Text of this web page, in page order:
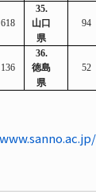
618
35.
山口
県
94
136
36.
徳島
県
52